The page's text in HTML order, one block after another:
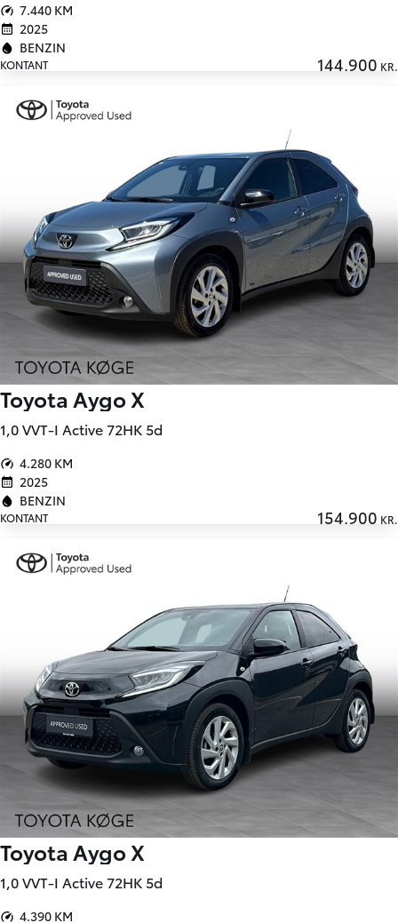
7.440 KM
2025
BENZIN
KONTANT 144.900 KR.
Toyota Aygo X
1,0 VVT-I Active 72HK 5d
4.280 KM
2025
BENZIN
KONTANT 154.900 KR.
Toyota Aygo X
1,0 VVT-I Active 72HK 5d
4.390 KM